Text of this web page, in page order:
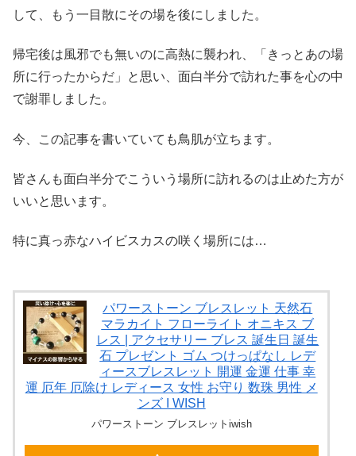
して、もう一目散にその場を後にしました。
帰宅後は風邪でも無いのに高熱に襲われ、「きっとあの場
所に行ったからだ」と思い、面白半分で訪れた事を心の中
で謝罪しました。
今、この記事を書いていても鳥肌が立ちます。
皆さんも面白半分でこういう場所に訪れるのは止めた方が
いいと思います。
特に真っ赤なハイビスカスの咲く場所には…
パワーストーン ブレスレット 天然石
マラカイト フローライト オニキス ブ
レス | アクセサリー ブレス 誕生日 誕生
石 プレゼント ゴム つけっぱなし レデ
ィースブレスレット 開運 金運 仕事 幸
運 厄年 厄除け レディース 女性 お守り 数珠 男性 メ
ンズ I WISH
パワーストーン ブレスレットiwish